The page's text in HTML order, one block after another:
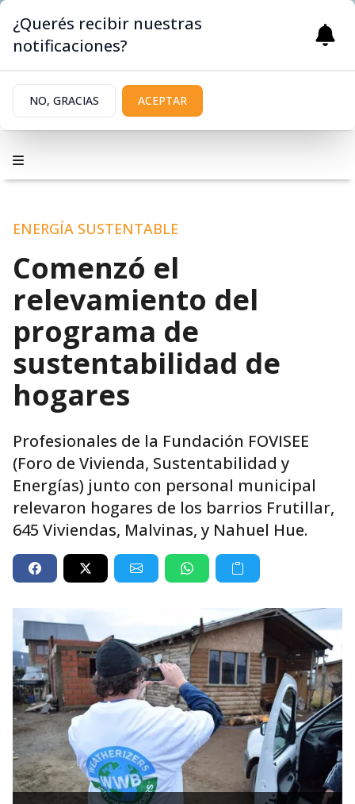
ENERGÍA SUSTENTABLE
Comenzó el
relevamiento del
programa de
sustentabilidad de
hogares
Profesionales de la Fundación FOVISEE
(Foro de Vivienda, Sustentabilidad y
Energías) junto con personal municipal
relevaron hogares de los barrios Frutillar,
645 Viviendas, Malvinas, y Nahuel Hue.
¿Querés recibir nuestras
notificaciones?
NO, GRACIAS ACEPTAR